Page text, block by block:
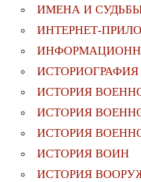
ИМЕНА И
ИНТЕРНЕТ-
ИСТОРИОГРАФИЯ
ИСТОРИЯ
ИСТОРИЯ
ИСТОРИЯ
ИСТОРИЯ ВОИН
ИСТОРИЯ